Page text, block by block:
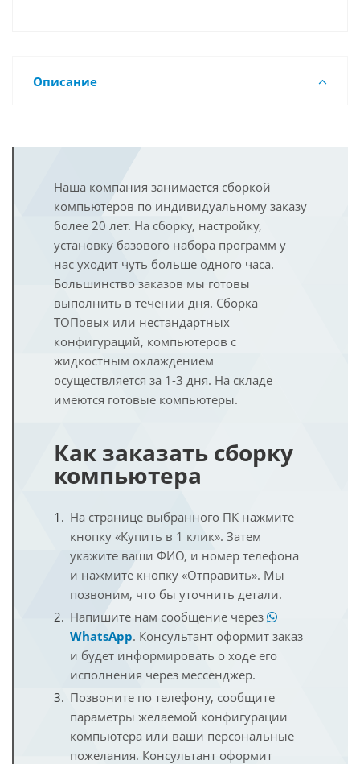
Описание
Наша компания занимается сборкой
компьютеров по индивидуальному заказу
более 20 лет. На сборку, настройку,
установку базового набора программ у
нас уходит чуть больше одного часа.
Большинство заказов мы готовы
выполнить в течении дня. Сборка
ТОПовых или нестандартных
конфигураций, компьютеров с
жидкостным охлаждением
осуществляется за 1-3 дня. На складе
имеются готовые компьютеры.
Как заказать сборку
компьютера
На странице выбранного ПК нажмите
кнопку «Купить в 1 клик». Затем
укажите ваши ФИО, и номер телефона
и нажмите кнопку «Отправить». Мы
позвоним, что бы уточнить детали.
Напишите нам сообщение через
WhatsApp. Консультант оформит заказ
и будет информировать о ходе его
исполнения через мессенджер.
Позвоните по телефону, сообщите
параметры желаемой конфигурации
компьютера или ваши персональные
пожелания. Консультант оформит